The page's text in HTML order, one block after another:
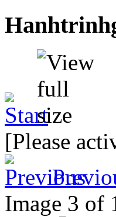
[Please
Image 3 of